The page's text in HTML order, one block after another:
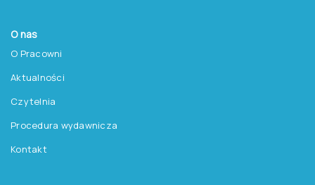
O nas
O Pracowni
Aktualności
Czytelnia
Procedura wydawnicza
Kontakt